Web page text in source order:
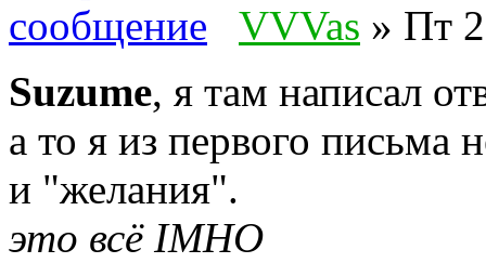
VVVas » Пт
Suzume, я там написал
а то я из первого письма
и "желания".
это всё IMHO